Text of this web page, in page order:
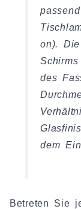
on).
des
dem
Betreten Sie